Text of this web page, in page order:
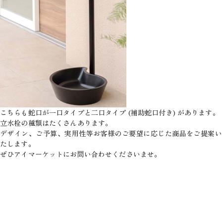
こちらも蛇口が一口タイプと二口タイプ (補助蛇口付き) があります。
立水栓の種類はたくさんあります。
デザイン、ご予算、実用性等お客様のご要望に応じた商品をご提案い
たします。
ぜひアイマーケットにお問い合わせくださいませ。